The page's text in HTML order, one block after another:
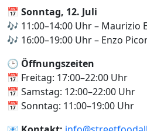
📅 Sonntag, 12. Juli
🎶 11:00–14:00 Uhr – Maurizio
🎶 16:00–19:00 Uhr – Enzo
🕒 Öffnungszeiten
📅 Freitag: 17:00–22:00 Uhr
📅 Samstag: 12:00–22:00 Uhr
📅 Sonntag: 11:00–19:00 Uhr